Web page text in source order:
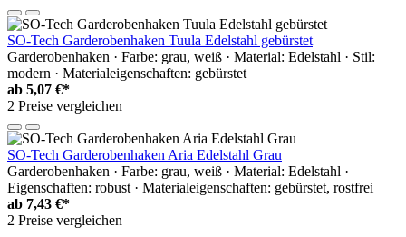
SO-Tech Garderobenhaken Tuula Edelstahl gebürstet
Garderobenhaken · Farbe: grau, weiß · Material: Edelstahl · Stil:
modern · Materialeigenschaften: gebürstet
ab 5,07 €*
2 Preise vergleichen
SO-Tech Garderobenhaken Aria Edelstahl Grau
Garderobenhaken · Farbe: grau, weiß · Material: Edelstahl ·
Eigenschaften: robust · Materialeigenschaften: gebürstet, rostfrei
ab 7,43 €*
2 Preise vergleichen